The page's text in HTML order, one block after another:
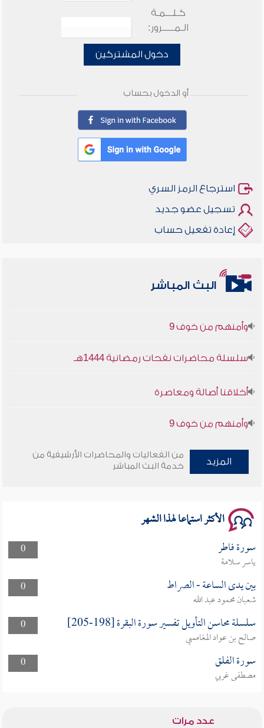
كـلـــمـة
الـمـــــرور:
دخول المشتركين
أو الدخول بحساب
استرجاع الرمز السري
تسجيل عضو جديد
إعادة تفعيل حساب
البث المباشر
أخلاقنا أصالة ومعاصرة
المزيد
من الفعاليات والمحاضرات الأرشيفية من
خدمة البث المباشر
الأكثر استماعا لهذا الشهر
0 سورة فاطر
ياسر سلامة
0
بين يدى الساعة - الصراط
شعبان محمود عبد الله
0
سلسلة محاسن التأويل تفسير سورة البقرة [198-205]
صالح بن عواد المغامسي
0
سورة الفلق
مصطفى غربي
عدد مرات